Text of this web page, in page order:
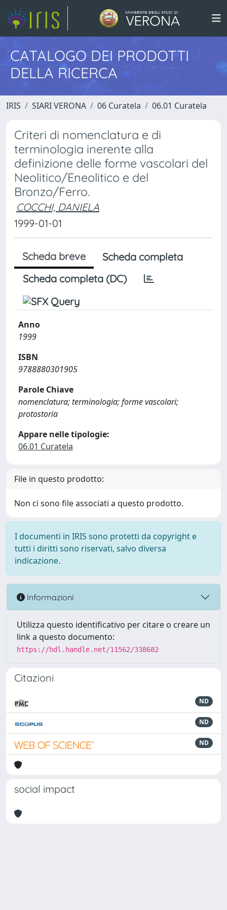
CATALOGO DEI PRODOTTI
DELLA RICERCA
IRIS SIARI VERONA 06 Curatela 06.01 Curatela
Criteri di nomenclatura e di
terminologia inerente alla
definizione delle forme vascolari del
Neolitico/Eneolitico e del
Bronzo/Ferro.
COCCHI, DANIELA
1999-01-01
Scheda breve
Scheda completa
Scheda completa (DC)
Anno
1999
ISBN
9788880301905
Parole Chiave
nomenclatura; terminologia; forme vascolari;
protostoria
Appare nelle tipologie:
06.01 Curatela
File in questo prodotto:
Non ci sono file associati a questo prodotto.
I documenti in IRIS sono protetti da copyright e
tutti i diritti sono riservati, salvo diversa
indicazione.
Informazioni
Utilizza questo identificativo per citare o creare un
link a questo documento:
https://hdl.handle.net/11562/338682
Citazioni
ND
ND
ND
social impact